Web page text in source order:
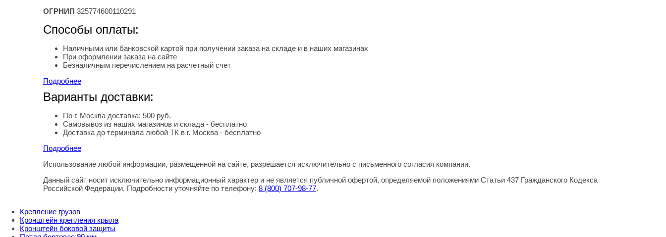
ОГРНИП 325774600110291
Способы оплаты:
Наличными или банковской картой при получении заказа на складе и в наших магазинах
При оформлении заказа на сайте
Безналичным перечислением на расчетный счет
Подробнее
Варианты доставки:
По г. Москва доставка: 500 руб.
Самовывоз из наших магазинов и склада - бесплатно
Доставка до терминала любой ТК в г. Москва - бесплатно
Подробнее
Использование любой информации, размещенной на сайте, разрешается исключительно с письменного согласия компании.
Данный сайт носит исключительно информационный характер и не является публичной офертой, определяемой положениями Статьи 437 Гражданского Кодекса
Российской Федерации. Подробности уточняйте по телефону: 8 (800) 707-98-77.
Крепление грузов
Кронштейн крепления крыла
Кронштейн боковой защиты